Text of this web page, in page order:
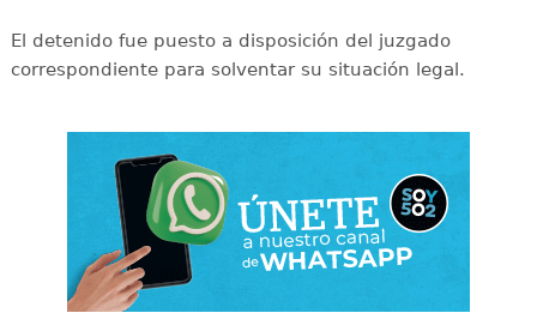
​El detenido fue puesto a disposición del juzgado
correspondiente para solventar su situación legal.